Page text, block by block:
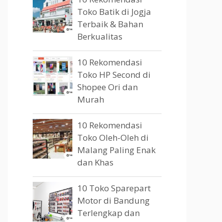
Toko Batik di Jogja
Terbaik & Bahan
Berkualitas
10 Rekomendasi
Toko HP Second di
Shopee Ori dan
Murah
10 Rekomendasi
Toko Oleh-Oleh di
Malang Paling Enak
dan Khas
10 Toko Sparepart
Motor di Bandung
Terlengkap dan